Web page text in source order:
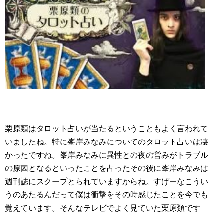
栗原類はタロット占いが当たるということもよく言われて
いましたね。特に峯岸みなみについてのタロット占いは凄
かったですね。峯岸みなみに異性との夜の営みがトラブル
の原因となるといったことを占ったその後に峯岸みなみは
週刊誌にスクープとられていますからね。すげーなこうい
うのあたるんだって僕は衝撃をその時感じたことを今でも
覚えています。そんなテレビでよく見ていた栗原類です